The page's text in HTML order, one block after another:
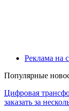
Реклама на
Популярные
Цифровая
заказать за